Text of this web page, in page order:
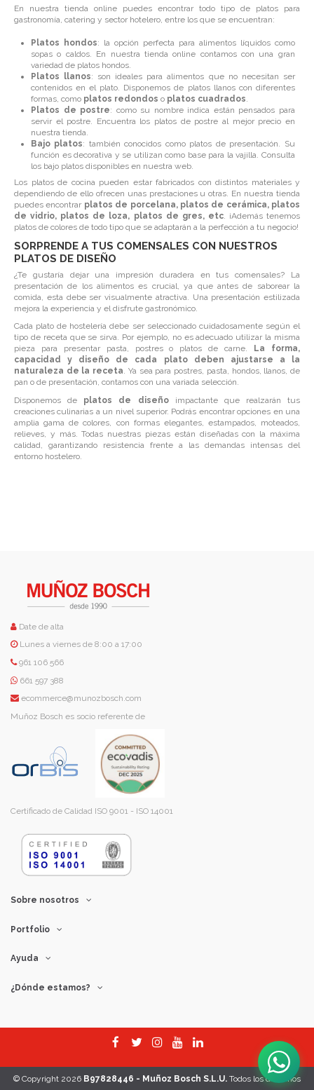
En nuestra tienda online puedes encontrar todo tipo de platos para
gastronomía, catering y sector hotelero, entre los que se encuentran:
Platos hondos: la opción perfecta para alimentos líquidos como
sopas o caldos. En nuestra tienda online contamos con una gran
variedad de platos hondos.
Platos llanos: son ideales para alimentos que no necesitan ser
contenidos en el plato. Disponemos de platos llanos con diferentes
formas, como platos redondos o platos cuadrados.
Platos de postre: como su nombre indica están pensados para
servir el postre. Encuentra los platos de postre al mejor precio en
nuestra tienda.
Bajo platos: también conocidos como platos de presentación. Su
función es decorativa y se utilizan como base para la vajilla. Consulta
los bajo platos disponibles en nuestra web.
Los platos de cocina pueden estar fabricados con distintos materiales y
dependiendo de ello ofrecen unas prestaciones u otras. En nuestra tienda
puedes encontrar platos de porcelana, platos de cerámica, platos
de vidrio, platos de loza, platos de gres, etc. ¡Además tenemos
platos de colores de todo tipo que se adaptarán a la perfección a tu negocio!
SORPRENDE A TUS COMENSALES CON NUESTROS
PLATOS DE DISEÑO
¿Te gustaría dejar una impresión duradera en tus comensales? La
presentación de los alimentos es crucial, ya que antes de saborear la
comida, esta debe ser visualmente atractiva. Una presentación estilizada
mejora la experiencia y el disfrute gastronómico.
Cada plato de hostelería debe ser seleccionado cuidadosamente según el
tipo de receta que se sirva. Por ejemplo, no es adecuado utilizar la misma
pieza para presentar pasta, postres o platos de carne.
La forma,
capacidad y diseño de cada plato deben ajustarse a la
naturaleza de la receta. Ya sea para postres, pasta, hondos, llanos, de
pan o de presentación, contamos con una variada selección.
Disponemos de platos de diseñoimpactante que realzarán tus
creaciones culinarias a un nivel superior. Podrás encontrar opciones en una
amplia gama de colores, con formas elegantes, estampados, moteados,
relieves, y más. Todas nuestras piezas están diseñadas con la máxima
calidad, garantizando resistencia frente a las demandas intensas del
entorno hostelero.
Date de alta
Lunes a viernes de 8:00 a 17:00
961 106 566
661 597 388
ecommerce@munozbosch.com
Muñoz Bosch es socio referente de
Certificado de Calidad ISO 9001 - ISO 14001
Sobre nosotros
Portfolio
Ayuda
¿Dónde estamos?
© Copyright 2026 B97828446 - Muñoz Bosch S.L.U. Todos los derechos